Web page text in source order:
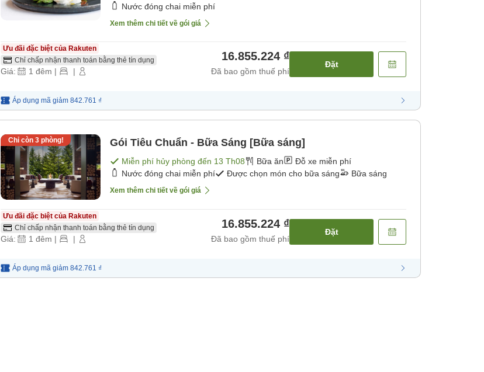
Nước đóng chai miễn phí
Xem thêm chi tiết về gói giá
Ưu đãi đặc biệt của Rakuten
Chỉ chấp nhận thanh toán bằng thẻ tín dụng
Giá: 1 đêm | |
16.855.224 ₫
Đã bao gồm thuế phí
Đặt
Áp dụng mã giảm 842.761 ₫
Chỉ còn 3phòng! Gói Tiêu Chuẩn - Bữa Sáng [Bữa sáng]
Miễn phí hủy phòng đến 13 Th08 Bữa ăn
Đỗ xe miễn phí
Nước đóng chai miễn phí
Được chọn món cho bữa sáng Bữa sáng
Xem thêm chi tiết về gói giá
Ưu đãi đặc biệt của Rakuten
Chỉ chấp nhận thanh toán bằng thẻ tín dụng
Giá: 1 đêm | |
16.855.224 ₫
Đã bao gồm thuế phí
Đặt
Áp dụng mã giảm 842.761 ₫